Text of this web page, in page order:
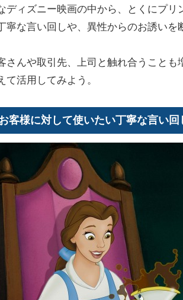
ィズニー映画の中から、とくにプリ
寧な言い回しや、異性からのお誘いを
んや取引先、上司と触れ合うことも
て活用してみよう。
客様に対して使いたい丁寧な言い回